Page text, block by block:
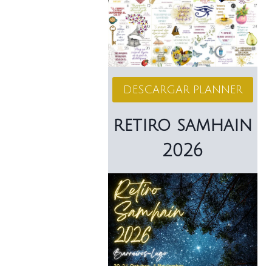
DESCARGAR PLANNER
retiro samhain
2026